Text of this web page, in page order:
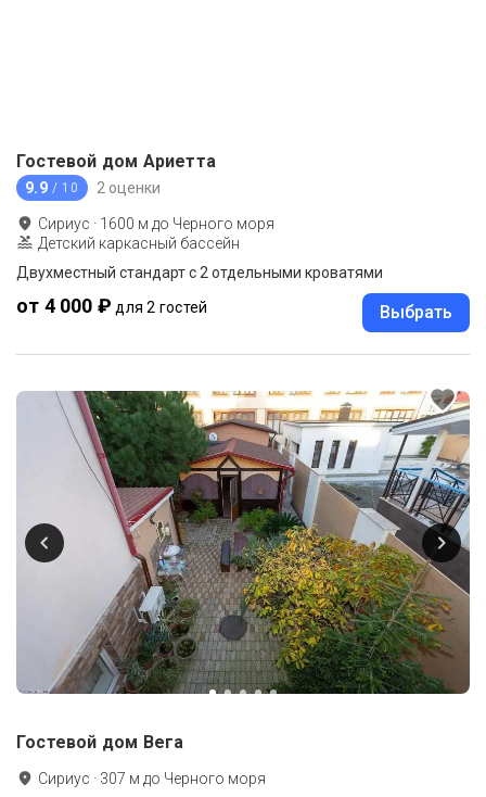
Гостевой дом Ариетта
9.9 / 10 2 оценки
Сириус · 1600 м до Черного моря
Детский каркасный бассейн
Двухместный стандарт с 2 отдельными кроватями
от 4 000 ₽ для 2 гостей Выбрать
Гостевой дом Вега
Сириус · 307 м до Черного моря